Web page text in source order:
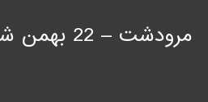
مرودشت – 22 بهمن شمالی